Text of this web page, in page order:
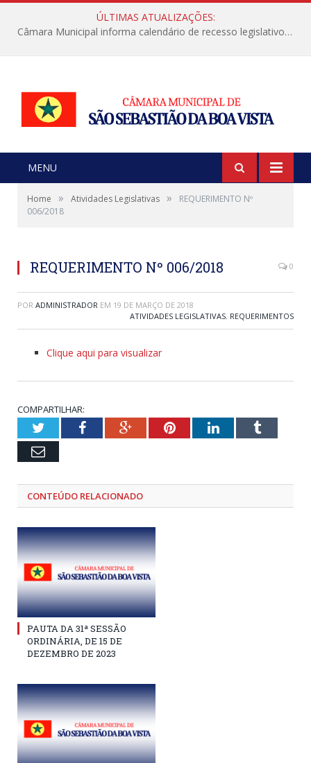
ÚLTIMAS ATUALIZAÇÕES:
Câmara Municipal informa calendário de recesso legislativo de julho
MENU
Home » Atividades Legislativas »
REQUERIMENTO Nº
006/2018
REQUERIMENTO Nº 006/2018 0
POR ADMINISTRADOR EM 19 DE MARÇO DE 2018
ATIVIDADES LEGISLATIVAS, REQUERIMENTOS
Clique aqui para visualizar
COMPARTILHAR:
TwitterFacebookGoogle+PinterestLinkedInTumblr
Email
CONTEÚDO RELACIONADO
PAUTA DA 31ª SESSÃO
ORDINÁRIA, DE 15 DE
DEZEMBRO DE 2023